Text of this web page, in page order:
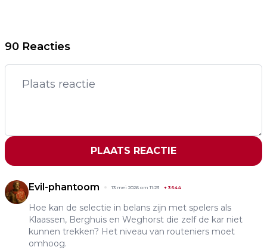
90 Reacties
PLAATS REACTIE
Evil-phantoom 13 mei 2026 om 11:23 + 3644
Hoe kan de selectie in belans zijn met spelers als
Klaassen, Berghuis en Weghorst die zelf de kar niet
kunnen trekken? Het niveau van routeniers moet
omhoog.